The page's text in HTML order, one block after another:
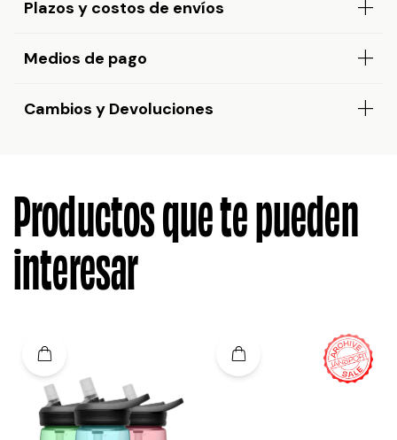
Plazos y costos de envíos
Medios de pago
Cambios y Devoluciones
Productos que te pueden
interesar